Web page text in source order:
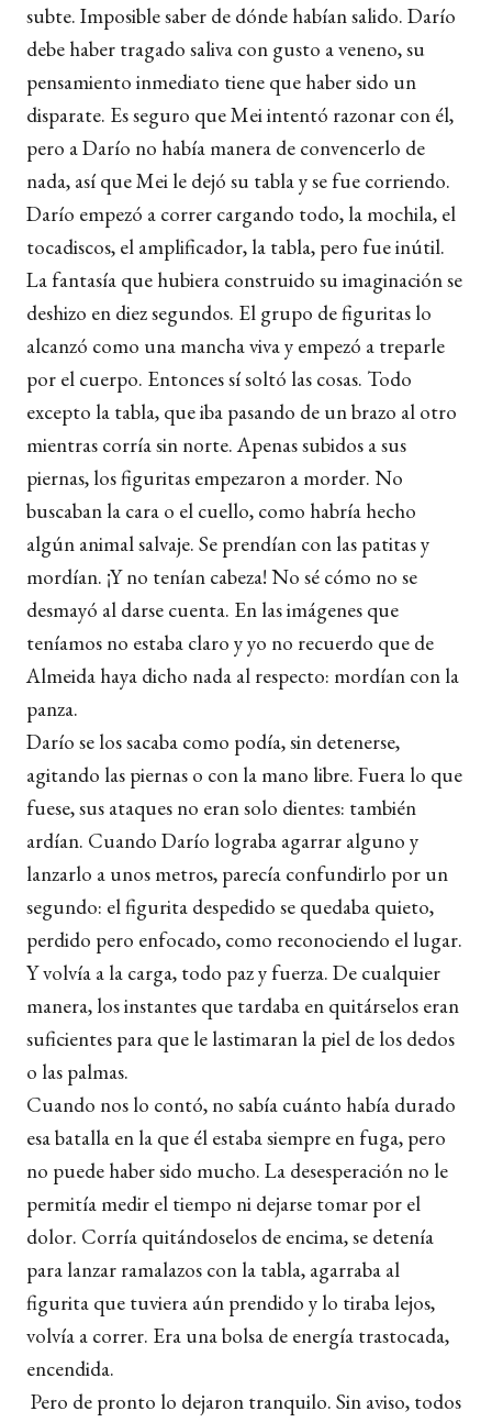
subte. Imposible saber de dónde habían salido. Darío
debe haber tragado saliva con gusto a veneno, su
pensamiento inmediato tiene que haber sido un
disparate. Es seguro que Mei intentó razonar con él,
pero a Darío no había manera de convencerlo de
nada, así que Mei le dejó su tabla y se fue corriendo.
Darío empezó a correr cargando todo, la mochila, el
tocadiscos, el amplificador, la tabla, pero fue inútil.
La fantasía que hubiera construido su imaginación se
deshizo en diez segundos. El grupo de figuritas lo
alcanzó como una mancha viva y empezó a treparle
por el cuerpo. Entonces sí soltó las cosas. Todo
excepto la tabla, que iba pasando de un brazo al otro
mientras corría sin norte. Apenas subidos a sus
piernas, los figuritas empezaron a morder. No
buscaban la cara o el cuello, como habría hecho
algún animal salvaje. Se prendían con las patitas y
mordían. ¡Y no tenían cabeza! No sé cómo no se
desmayó al darse cuenta. En las imágenes que
teníamos no estaba claro y yo no recuerdo que de
Almeida haya dicho nada al respecto: mordían con la
panza.
Darío se los sacaba como podía, sin detenerse,
agitando las piernas o con la mano libre. Fuera lo que
fuese, sus ataques no eran solo dientes: también
ardían. Cuando Darío lograba agarrar alguno y
lanzarlo a unos metros, parecía confundirlo por un
segundo: el figurita despedido se quedaba quieto,
perdido pero enfocado, como reconociendo el lugar.
Y volvía a la carga, todo paz y fuerza. De cualquier
manera, los instantes que tardaba en quitárselos eran
suficientes para que le lastimaran la piel de los dedos
o las palmas.
Cuando nos lo contó, no sabía cuánto había durado
esa batalla en la que él estaba siempre en fuga, pero
no puede haber sido mucho. La desesperación no le
permitía medir el tiempo ni dejarse tomar por el
dolor. Corría quitándoselos de encima, se detenía
para lanzar ramalazos con la tabla, agarraba al
figurita que tuviera aún prendido y lo tiraba lejos,
volvía a correr. Era una bolsa de energía trastocada,
encendida.
Pero de pronto lo dejaron tranquilo. Sin aviso, todos